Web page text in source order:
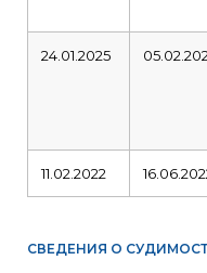
24.01.2025
11.02.2022
СВЕДЕНИЯ О